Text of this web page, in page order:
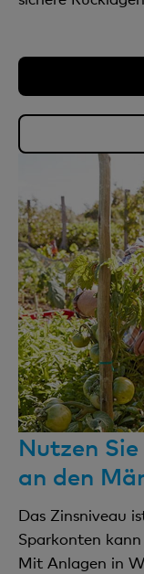
Nutzen
an den
Das Zinsniveau
Sparkonten
Mit Anlagen in